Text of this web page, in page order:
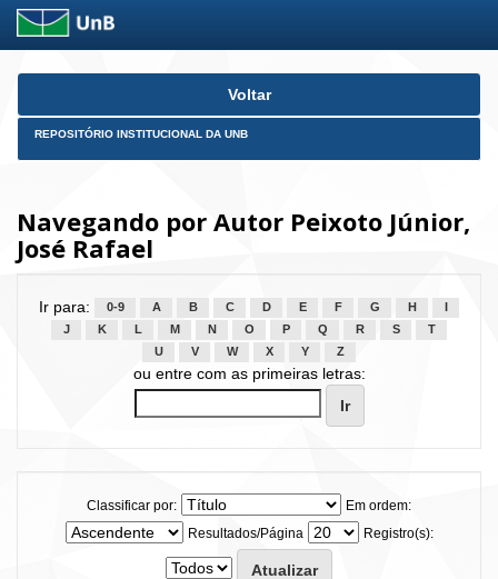
Skip
Voltar
REPOSITÓRIO INSTITUCIONAL DA UNB
Navegando por Autor Peixoto Júnior,
José Rafael
Ir para: 0-9 A B C D E F G H
J
K L M N O P Q R S
T
U
V W X Y Z
ou entre com as primeiras letras:
Classificar por:
Em ordem:
Resultados/Página
Registro(s):